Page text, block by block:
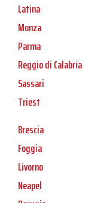
Latina
Monza
Parma
Reggio di Calabria
Sassari
Triest
Brescia
Foggia
Livorno
Neapel